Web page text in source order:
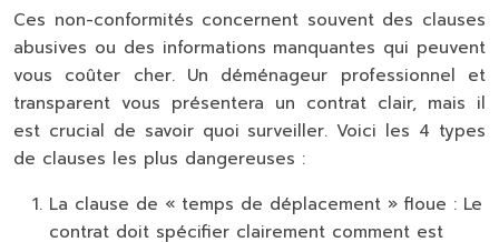
Ces non-conformités concernent souvent des clauses
abusives ou des informations manquantes qui peuvent
vous coûter cher. Un déménageur professionnel et
transparent vous présentera un contrat clair, mais il
est crucial de savoir quoi surveiller. Voici les 4 types
de clauses les plus dangereuses :
La clause de « temps de déplacement » floue : Le
contrat doit spécifier clairement comment est